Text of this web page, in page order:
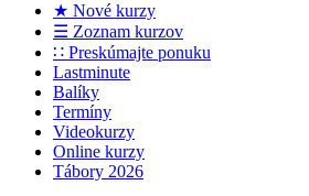
★ Nové kurzy
☰ Zoznam kurzov
∷ Preskúmajte ponuku
Lastminute
Balíky
Termíny
Videokurzy
Online kurzy
Tábory 2026